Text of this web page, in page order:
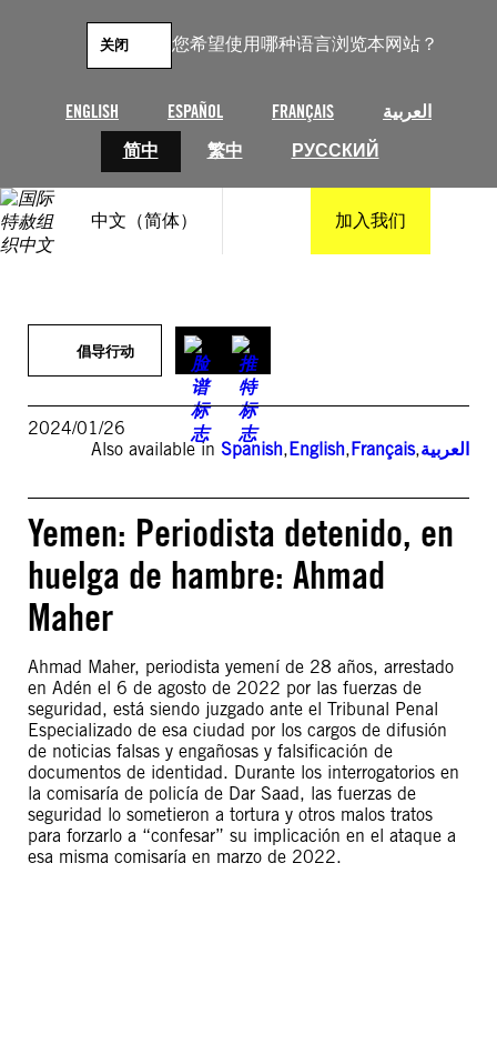
您希望使用哪种语言浏览本网站？
ENGLISH ESPAÑOL FRANÇAIS
العربية
简中
繁中 РУССКИЙ
关闭
中文（简体） 加入我们
倡导行动
2024/01/26
Also available in Spanish,English,Français,العربية
Yemen: Periodista detenido, en
huelga de hambre: Ahmad
Maher
Ahmad Maher, periodista yemení de 28 años, arrestado
en Adén el 6 de agosto de 2022 por las fuerzas de
seguridad, está siendo juzgado ante el Tribunal Penal
Especializado de esa ciudad por los cargos de difusión
de noticias falsas y engañosas y falsificación de
documentos de identidad. Durante los interrogatorios en
la comisaría de policía de Dar Saad, las fuerzas de
seguridad lo sometieron a tortura y otros malos tratos
para forzarlo a “confesar” su implicación en el ataque a
esa misma comisaría en marzo de 2022.